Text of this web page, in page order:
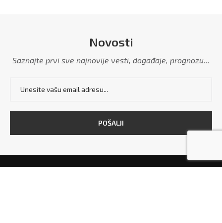
Novosti
Saznajte prvi sve najnovije vesti, događaje, prognozu...